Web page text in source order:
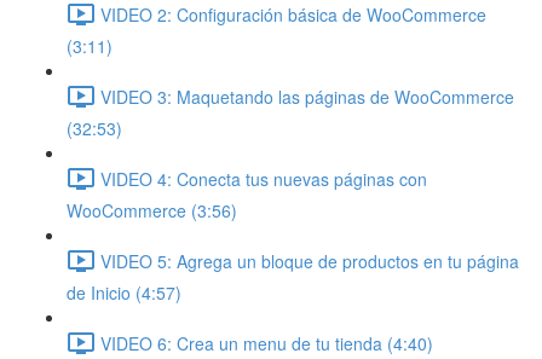
VIDEO 2: Configuración básica de WooCommerce
(3:11)
VIDEO 3: Maquetando las páginas de WooCommerce
(32:53)
VIDEO 4: Conecta tus nuevas páginas con
WooCommerce (3:56)
VIDEO 5: Agrega un bloque de productos en tu página
de Inicio (4:57)
VIDEO 6: Crea un menu de tu tienda (4:40)